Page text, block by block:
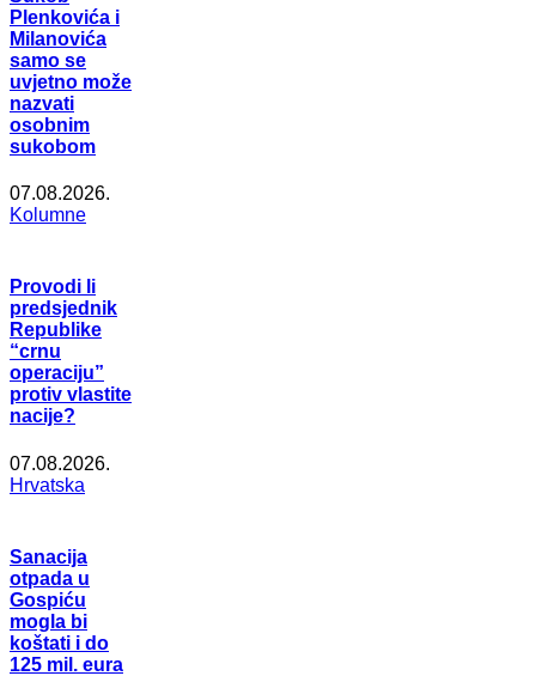
Plenkovića i
Milanovića
samo se
uvjetno može
nazvati
osobnim
sukobom
07.08.2026.
Kolumne
Provodi li
predsjednik
Republike
“crnu
operaciju”
protiv vlastite
nacije?
07.08.2026.
Hrvatska
Sanacija
otpada u
Gospiću
mogla bi
koštati i do
125 mil. eura